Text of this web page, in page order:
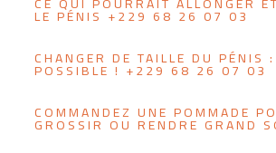
LE PÉNIS +229 68 26 07 03
CHANGER DE TAILLE DU PÉNIS
POSSIBLE ! +229 68 26 07 03
COMMANDEZ UNE POMMADE
GROSSIR OU RENDRE GRAND